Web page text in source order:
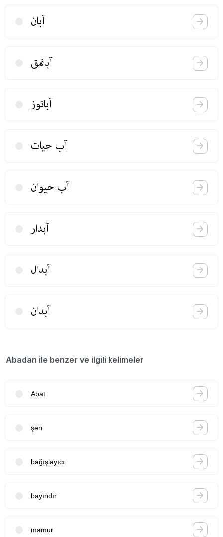
آبان
آبانمق
آبانوز
آب حیات
آب حیوان
آبدار
آبدال
آبدان
Abadan ile benzer ve ilgili kelimeler
Abat
şen
bağışlayıcı
bayındır
mamur